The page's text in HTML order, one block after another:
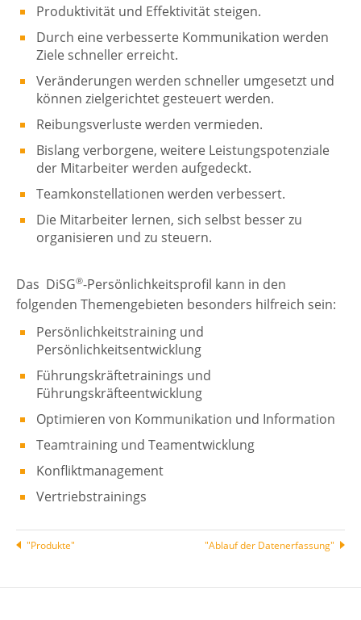
Produktivität und Effektivität steigen.
Durch eine verbesserte Kommunikation werden
Ziele schneller erreicht.
Veränderungen werden schneller umgesetzt und
können zielgerichtet gesteuert werden.
Reibungsverluste werden vermieden.
Bislang verborgene, weitere Leistungspotenziale
der Mitarbeiter werden aufgedeckt.
Teamkonstellationen werden verbessert.
Die Mitarbeiter lernen, sich selbst besser zu
organisieren und zu steuern.
Das DiSG®-Persönlichkeitsprofil kann in den
folgenden Themengebieten besonders hilfreich sein:
Persönlichkeitstraining und
Persönlichkeitsentwicklung
Führungskräftetrainings und
Führungskräfteentwicklung
Optimieren von Kommunikation und Information
Teamtraining und Teamentwicklung
Konfliktmanagement
Vertriebstrainings
"Produkte" "Ablauf der Datenerfassung"